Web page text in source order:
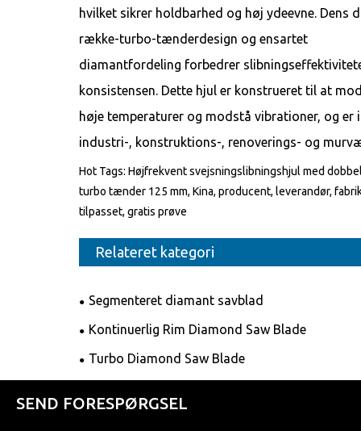
hvilket sikrer holdbarhed og høj ydeevne. Dens
række-turbo-tænderdesign og ensartet
diamantfordeling forbedrer
konsistensen. Dette hjul er konstrueret til at
høje temperaturer og modstå vibrationer, og er
industri-, konstruktions-, renoverings- og
Hot Tags: Højfrekvent svejsningslibningshjul med
turbo tænder 125 mm, Kina, producent, leverandør,
tilpasset, gratis prøve
Relateret kategori
Segmenteret diamant savblad
Kontinuerlig Rim Diamond Saw Blade
Turbo Diamond Saw Blade
SEND FORESPØRGSEL